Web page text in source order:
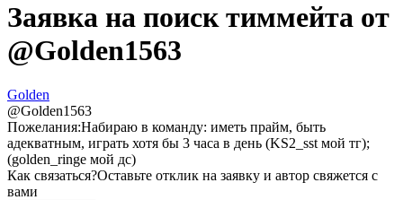
Заявка на поиск тиммейта от
@Golden1563
Golden
@Golden1563
Пожелания:Набираю в команду: иметь прайм, быть
адекватным, играть хотя бы 3 часа в день (KS2_sst мой тг);
(golden_ringe мой дс)
Как связаться?Оставьте отклик на заявку и автор свяжется с
вами